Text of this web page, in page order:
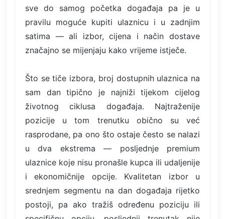
sve do samog početka događaja pa je u
pravilu moguće kupiti ulaznicu i u zadnjim
satima — ali izbor, cijena i način dostave
značajno se mijenjaju kako vrijeme istječe.
Što se tiče izbora, broj dostupnih ulaznica na
sam dan tipično je najniži tijekom cijelog
životnog ciklusa događaja. Najtraženije
pozicije u tom trenutku obično su već
rasprodane, pa ono što ostaje često se nalazi
u dva ekstrema — posljednje premium
ulaznice koje nisu pronašle kupca ili udaljenije
i ekonomičnije opcije. Kvalitetan izbor u
srednjem segmentu na dan događaja rijetko
postoji, pa ako tražiš određenu poziciju ili